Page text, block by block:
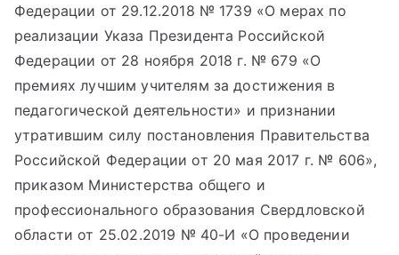
Федерации от 29.12.2018 № 1739 «О мерах по
реализации Указа Президента Российской
Федерации от 28 ноября 2018 г. № 679 «О
премиях лучшим учителям за достижения в
педагогической деятельности» и признании
утратившим силу постановления Правительства
Российской Федерации от 20 мая 2017 г. № 606»,
приказом Министерства общего и
профессионального образования Свердловской
области от 25.02.2019 № 40-И «О проведении